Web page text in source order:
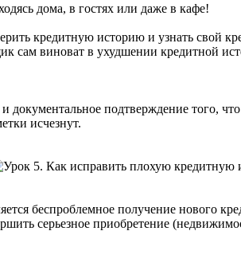
дома, в гостях или даже в кафе!
кредитную историю и узнать свой
виноват в ухудшении кредитной
документальное подтверждение
исчезнут.
беспроблемное получение нового
серьезное приобретение